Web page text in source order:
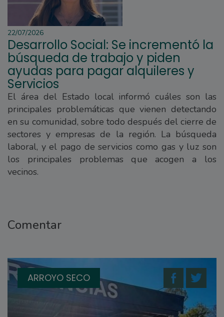
22/07/2026
Desarrollo Social: Se incrementó la
búsqueda de trabajo y piden
ayudas para pagar alquileres y
Servicios
El área del Estado local informó cuáles son las
principales problemáticas que vienen detectando
en su comunidad, sobre todo después del cierre de
sectores y empresas de la región. La búsqueda
laboral, y el pago de servicios como gas y luz son
los principales problemas que acogen a los
vecinos.
Comentar
ARROYO SECO